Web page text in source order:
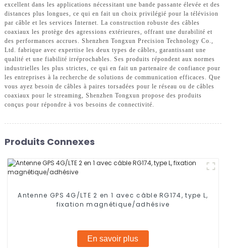
excellent dans les applications nécessitant une bande passante élevée et des
distances plus longues, ce qui en fait un choix privilégié pour la télévision
par câble et les services Internet. La construction robuste des câbles
coaxiaux les protège des agressions extérieures, offrant une durabilité et
des performances accrues. Shenzhen Tongxun Precision Technology Co.,
Ltd. fabrique avec expertise les deux types de câbles, garantissant une
qualité et une fiabilité irréprochables. Ses produits répondent aux normes
industrielles les plus strictes, ce qui en fait un partenaire de confiance pour
les entreprises à la recherche de solutions de communication efficaces. Que
vous ayez besoin de câbles à paires torsadées pour le réseau ou de câbles
coaxiaux pour le streaming, Shenzhen Tongxun propose des produits
conçus pour répondre à vos besoins de connectivité.
Produits Connexes
Antenne GPS 4G/LTE 2 en 1 avec câble RG174, type L,
fixation magnétique/adhésive
En savoir plus